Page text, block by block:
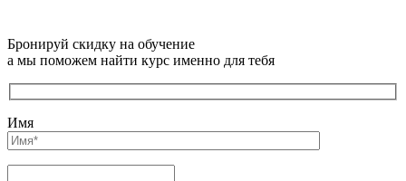
Бронируй скидку на обучение
а мы поможем найти курс именно для тебя
Имя